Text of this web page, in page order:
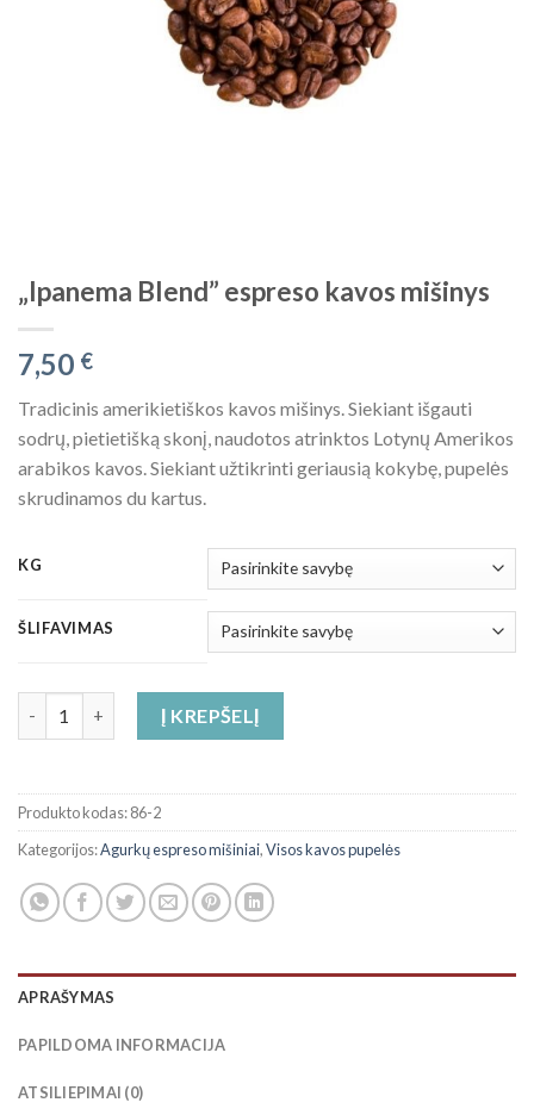
„Ipanema Blend” espreso kavos mišinys
7,50 €
Tradicinis amerikietiškos kavos mišinys. Siekiant išgauti
sodrų, pietietišką skonį, naudotos atrinktos Lotynų Amerikos
arabikos kavos. Siekiant užtikrinti geriausią kokybę, pupelės
skrudinamos du kartus.
KG
ŠLIFAVIMAS
produkto kiekis: "Ipanema Blend" espreso kavos mišinys
Į KREPŠELĮ
Produkto kodas:86-2
Kategorijos:Agurkų espreso mišiniai,Visos kavos pupelės
APRAŠYMAS
PAPILDOMA INFORMACIJA
ATSILIEPIMAI (0)